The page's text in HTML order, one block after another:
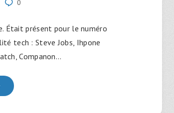
0
Était présent pour le numéro
tech : Steve Jobs, Ihpone
Companon…